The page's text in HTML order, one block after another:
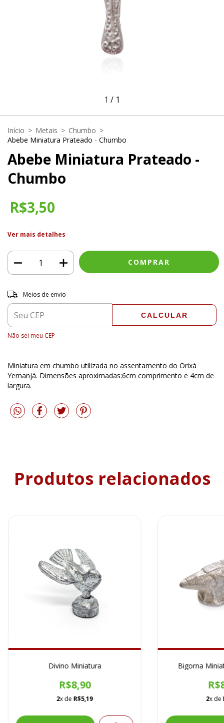
1 / 1
Início > Metais > Chumbo >
Abebe Miniatura Prateado - Chumbo
Abebe Miniatura Prateado -
Chumbo
R$3,50
Ver mais detalhes
Entregas para o CEP:
Meios de envio
CALCULAR
Não sei meu CEP
Miniatura em chumbo utilizada no assentamento do Orixá
Yemanjá. Dimensões aproximadas:6cm comprimento e 4cm de
largura.
Produtos relacionados
Divino Miniatura
R$8,90
2x de R$5,19
Bigorna
2x de